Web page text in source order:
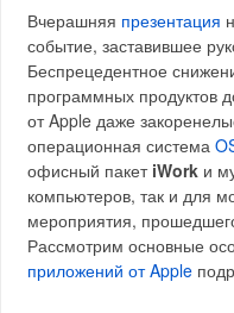
Вчерашняя презентация
событие, заставившее
Беспрецедентное
программных продуктов
от Apple даже
операционная система
офисный пакет iWork и
компьютеров, так и для
мероприятия,
Рассмотрим основные
приложений от Apple